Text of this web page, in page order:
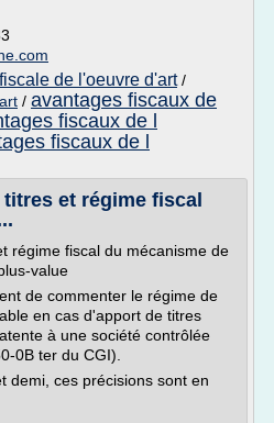
de l'oeuvre d'art/
/ avantages fiscaux de
fiscaux de l
fiscaux de l
et régime fiscal
régime fiscal du mécanisme de
value
de commenter le régime de
en cas d'apport de titres
à une société contrôlée
0B ter du CGI).
demi, ces précisions sont en